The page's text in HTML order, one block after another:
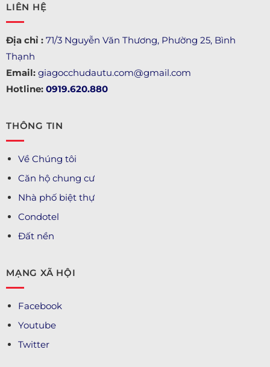
LIÊN HỆ
Địa chỉ : 71/3 Nguyễn Văn Thương, Phường 25, Bình
Thạnh
Email: giagocchudautu.com@gmail.com
Hotline: 0919.620.880
THÔNG TIN
Về Chúng tôi
Căn hộ chung cư
Nhà phố biệt thự
Condotel
Đất nền
MẠNG XÃ HỘI
Facebook
Youtube
Twitter